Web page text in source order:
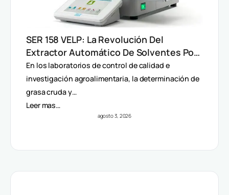
SER 158 VELP: La Revolución Del
Extractor Automático De Solventes Por
Método Randall
En los laboratorios de control de calidad e
investigación agroalimentaria, la determinación de
grasa cruda y…
Leer mas…
agosto 3, 2026